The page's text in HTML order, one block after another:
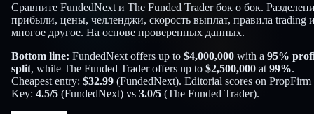
Сравните FundedNext и The Funded Trader бок о бок.
прибыли, цены, челленджи, скорость выплат, правила trading
многое другое. На основе проверенных данных.
Bottom line: FundedNext offers up to $4,000,000 with a 95%
split, while The Funded Traderoffers up to $2,500,000 at 99%.
Cheapest entry: $32.99 (FundedNext). Editorial scores on PropFirm
Key: 4.5/5 (FundedNext) vs 3.0/5 (The Funded Trader).